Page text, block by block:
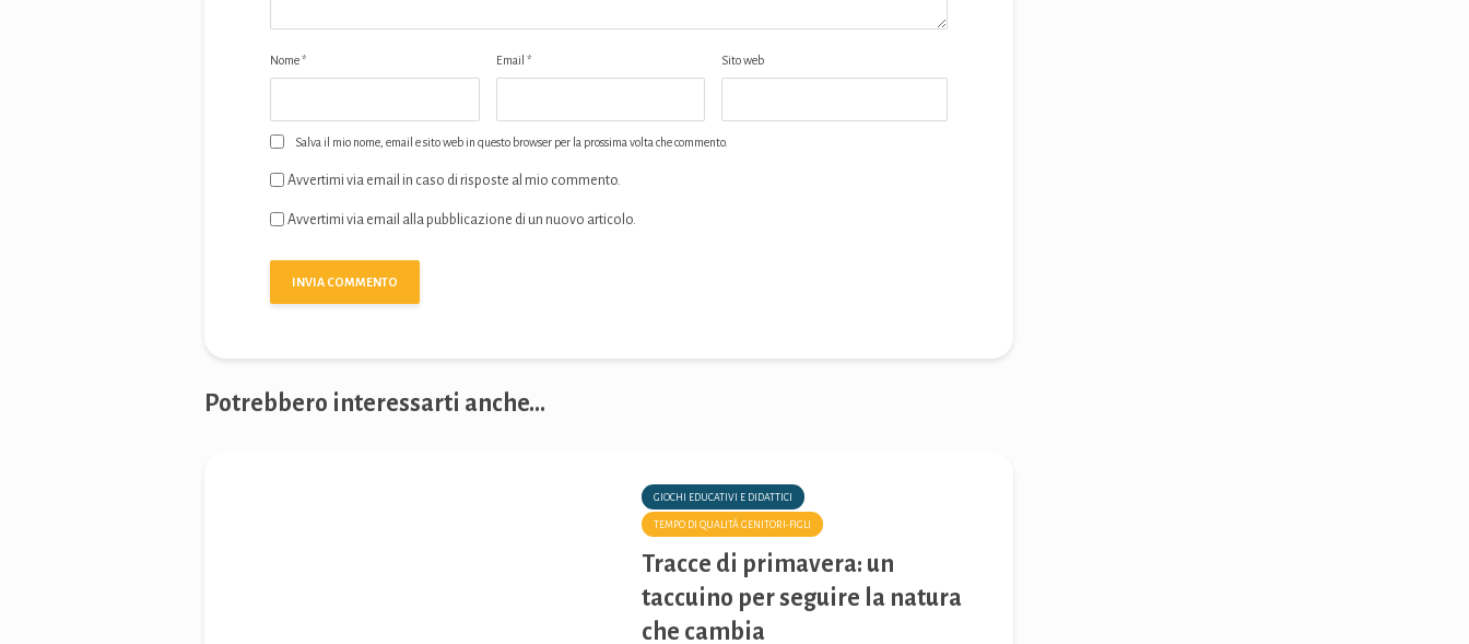
Nome* Email * Sito web
Salva il mio nome, email e sito web in questo browser per la prossima volta che commento.
Avvertimi via email in caso di risposte al mio commento.
Avvertimi via email alla pubblicazione di un nuovo articolo.
Potrebbero interessarti anche...
GIOCHI EDUCATIVI E DIDATTICI
TEMPO DI QUALITÀ GENITORI-FIGLI
Tracce di primavera: un
taccuino per seguire la natura
che cambia